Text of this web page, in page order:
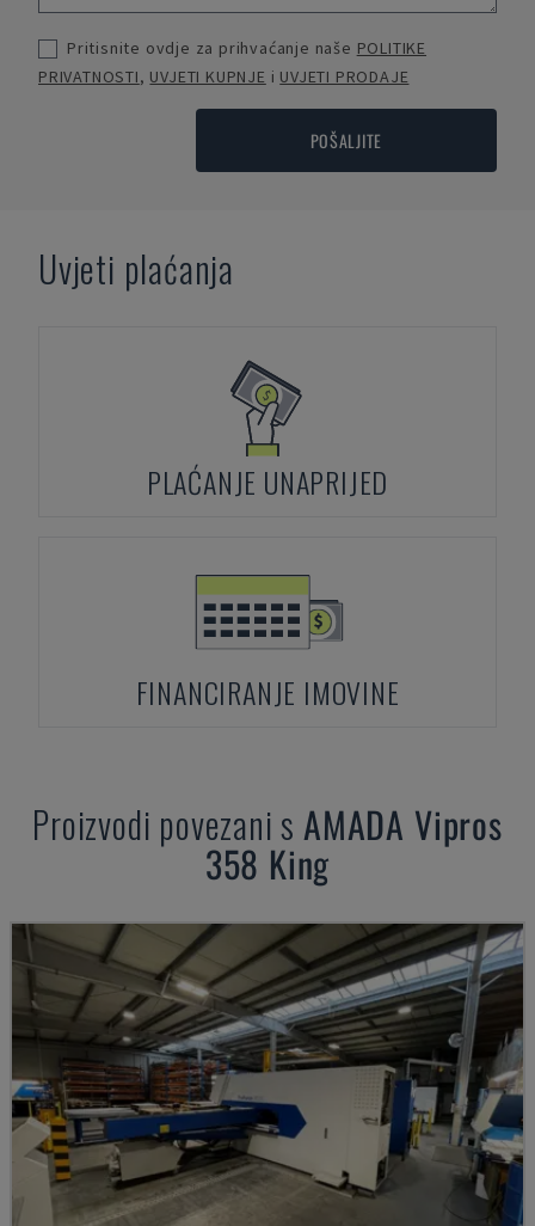
Pritisnite ovdje za prihvaćanje naše POLITIKE
PRIVATNOSTI, UVJETI KUPNJE i UVJETI PRODAJE
POŠALJITE
Uvjeti plaćanja
PLAĆANJE UNAPRIJED
FINANCIRANJE IMOVINE
Proizvodi povezani sAMADA Vipros
358 King